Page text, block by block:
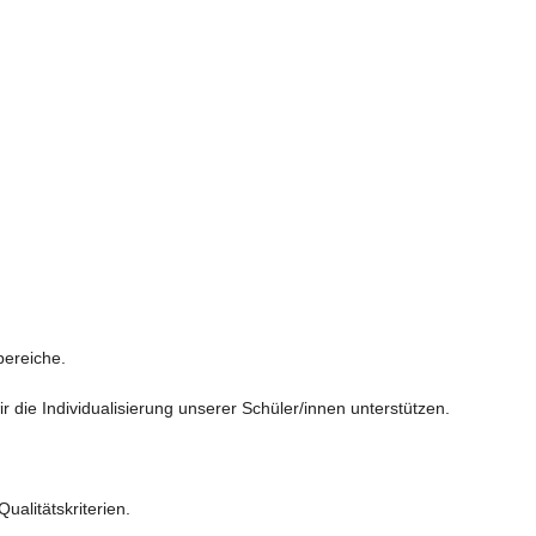
Individualisierung unserer Schüler/innen unterstützen.